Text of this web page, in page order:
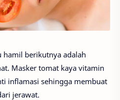
hamil berikutnya adalah
Masker tomat kaya vitamin
inflamasi sehingga membuat
jerawat.